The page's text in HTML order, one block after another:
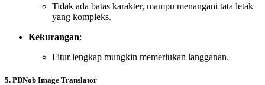
Tidak ada batas karakter, mampu menangani tata letak
yang kompleks.
Kekurangan:
Fitur lengkap mungkin memerlukan langganan.
5. PDNob Image Translator